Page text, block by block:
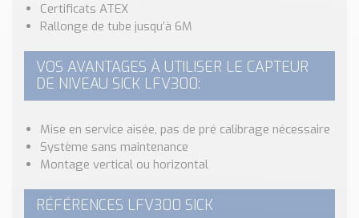
Certificats ATEX
Rallonge de tube jusqu’à 6M
VOS AVANTAGES À UTILISER LE CAPTEUR
DE NIVEAU SICK LFV300:
Mise en service aisée, pas de pré calibrage nécessaire
Système sans maintenance
Montage vertical ou horizontal
RÉFÉRENCES LFV300 SICK